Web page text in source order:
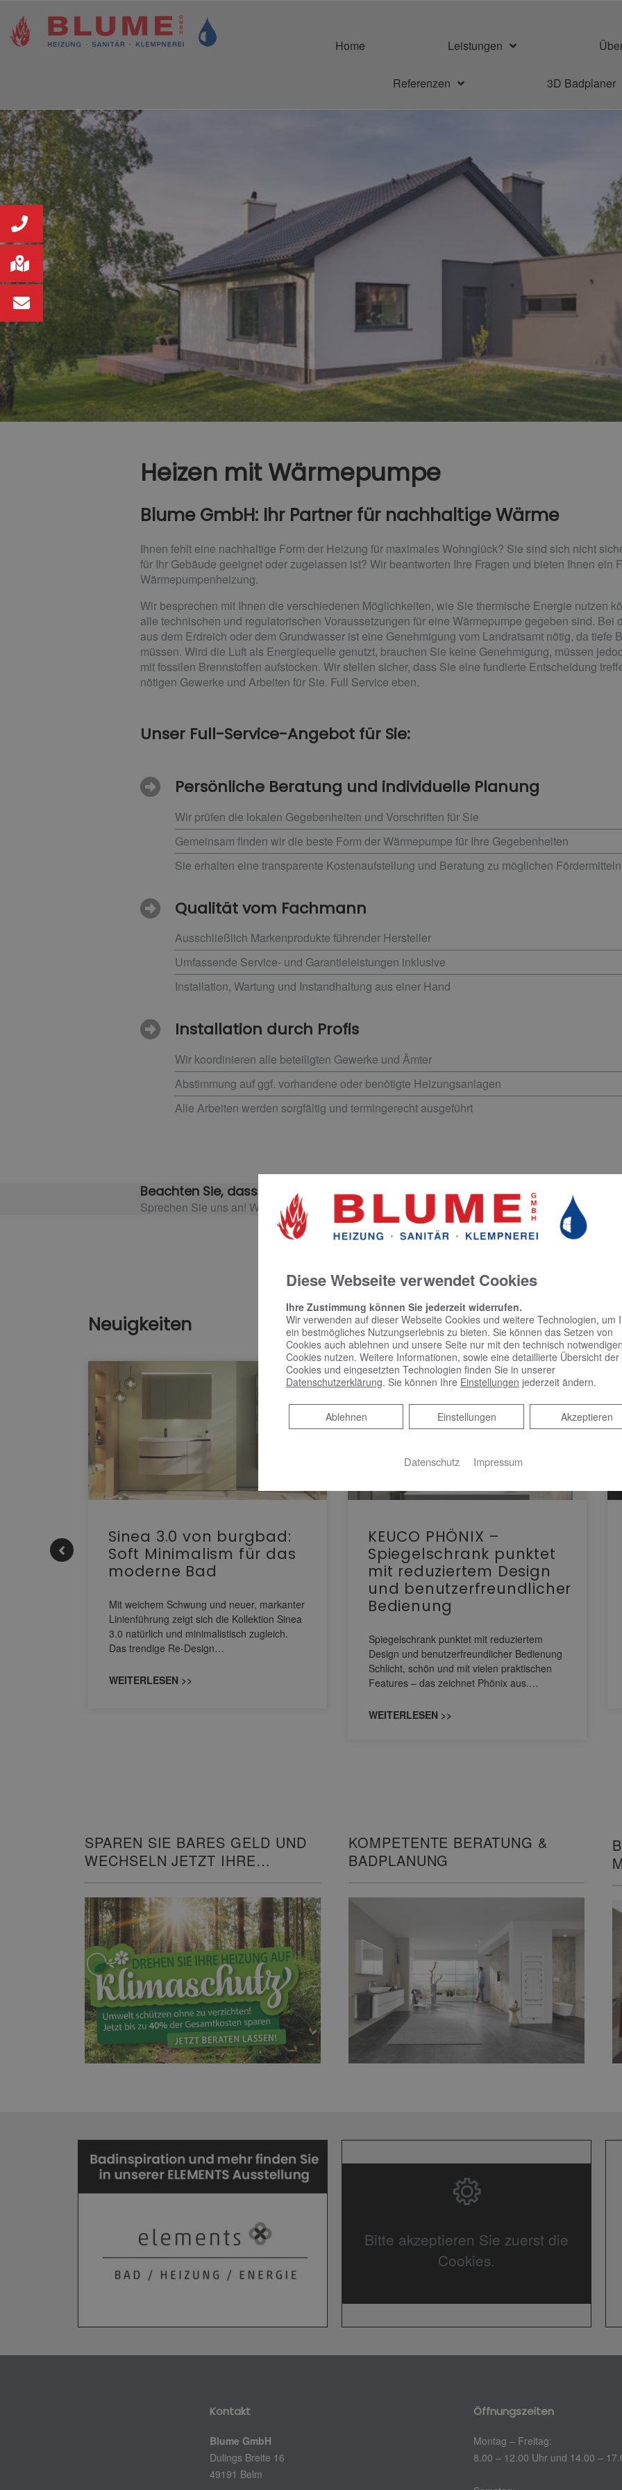
Home Leistungen
Referenzen 3D Badplaner
Heizen mit Wärmepumpe
Blume GmbH: Ihr Partner für nachhaltige Wärme
Ihnen fehlt eine nachhaltige Form der Heizung für maximales Wohnglück? Sie sind sich nicht
für Ihr Gebäude geeignet oder zugelassen ist? Wir beantworten Ihre Fragen und bieten Ihnen ein
Wärmepumpenheizung.
Wir besprechen mit Ihnen die verschiedenen Möglichkeiten, wie Sie thermische Energie nutzen
alle technischen und regulatorischen Voraussetzungen für eine Wärmepumpe gegeben sind. Bei
aus dem Erdreich oder dem Grundwasser ist eine Genehmigung vom Landratsamt nötig, da tiefe
müssen. Wird die Luft als Energiequelle genutzt, brauchen Sie keine Genehmigung, müssen
mit fossilen Brennstoffen aufstocken. Wir stellen sicher, dass Sie eine fundierte Entscheidung
nötigen Gewerke und Arbeiten für Sie. Full Service eben.
Unser Full-Service-Angebot für Sie:
Persönliche Beratung und individuelle Planung
Wir prüfen die lokalen Gegebenheiten und Vorschriften für Sie
Gemeinsam finden wir die beste Form der Wärmepumpe für Ihre Gegebenheiten
Sie erhalten eine transparente Kostenaufstellung und Beratung zu möglichen Fördermitteln
Qualität vom Fachmann
Ausschließlich Markenprodukte führender Hersteller
Umfassende Service- und Garantieleistungen inklusive
Installation, Wartung und Instandhaltung aus einer Hand
Installation durch Profis
Wir koordinieren alle beteiligten Gewerke und Ämter
Abstimmung auf ggf. vorhandene oder benötigte Heizungsanlagen
Alle Arbeiten werden sorgfältig und termingerecht ausgeführt
Beachten Sie, dass es eventuell Fördermöglichkeiten gibt.
Sprechen Sie uns an! Wir informieren Sie.
Neuigkeiten
Sinea 3.0 von burgbad:
Soft Minimalism für das
moderne Bad
Mit weichem Schwung und neuer, markanter
Linienführung zeigt sich die Kollektion Sinea
3.0 natürlich und minimalistisch zugleich.
Das trendige Re-Design…
WEITERLESEN >>
KEUCO PHÖNIX –
Spiegelschrank punktet
mit reduziertem Design
und benutzerfreundlicher
Bedienung
Spiegelschrank punktet mit reduziertem
Design und benutzerfreundlicher Bedienung
Schlicht, schön und mit vielen praktischen
Features – das zeichnet Phönix aus.…
WEITERLESEN >>
SPAREN SIE BARES GELD UND
WECHSELN JETZT IHRE
KOMPETENTE BERATUNG &
BADPLANUNG
Bitte akzeptieren Sie zuerst die
Cookies.
Kontakt
Blume GmbH
Dulings Breite 16
49191 Belm
Öffnungszeiten
Montag – Freitag:
8.00 – 12.00 Uhr und 14.00 –
Diese Webseite verwendet Cookies
Ihre Zustimmung können Sie jederzeit widerrufen.
Wir verwenden auf dieser Webseite Cookies und weitere Technologien, um
ein bestmögliches Nutzungserlebnis zu bieten. Sie können das Setzen von
Cookies auch ablehnen und unsere Seite nur mit den technisch notwendigen
Cookies nutzen. Weitere Informationen, sowie eine detaillierte Übersicht der
Cookies und eingesetzten Technologien finden Sie in unserer
Datenschutzerklärung. Sie können Ihre Einstellungen jederzeit ändern.
Akzeptieren
Einstellungen
Ablehnen
Ablehnen
Datenschutz Impressum